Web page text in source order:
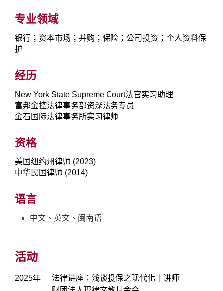
专业领域
银行；资本市场；并购；保险；公司投资；个人资料保
护
经历
New York State Supreme Court法官实习助理
富邦金控法律事务部资深法务专员
金石国际法律事务所实习律师
资格
美国纽约州律师 (2023)
中华民国律师 (2014)
语言
中文、英文、闽南语
活动
2025年
法律讲座：浅谈投保之现代化｜讲师